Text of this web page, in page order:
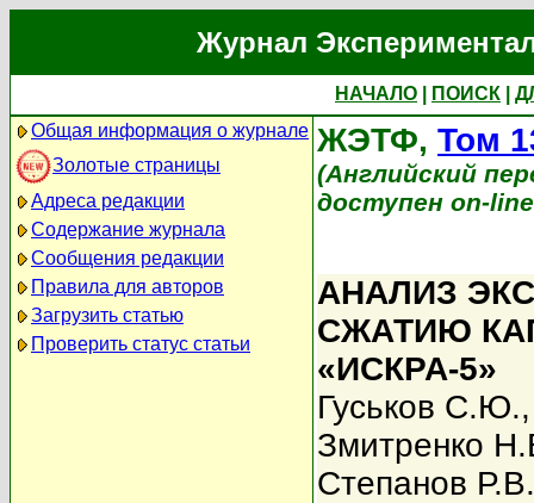
Журнал
НАЧАЛО ПОИСК
Общая информация о журнале
Золотые страницы
Адреса редакции
Содержание журнала
Сообщения редакции
Правила для авторов
Загрузить статью
Проверить статус статьи
ЖЭТФ, Том
(Английский
доступен on-
АНАЛИЗ
СЖАТИЮ
«ИСКРА-5»
Гуськов С.Ю.
Змитренко
Степанов Р.В.